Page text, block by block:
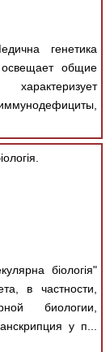
генетика
общие
біологія"
в частности,
биологии,
у п...